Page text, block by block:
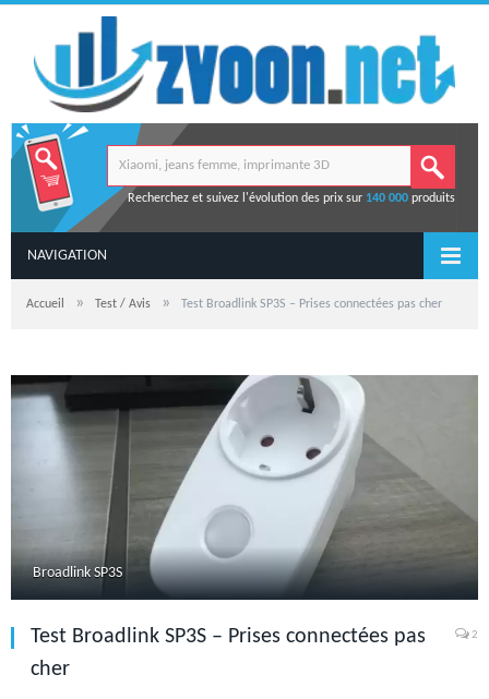
Recherchez et suivez l'évolution des prix sur 140 000produits
NAVIGATION
Accueil » Test / Avis » Test Broadlink SP3S – Prises connectées pas cher
Broadlink SP3S
Test Broadlink SP3S – Prises connectées pas
cher
2